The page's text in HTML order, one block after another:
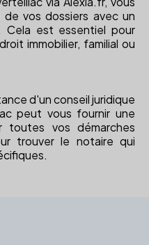
de vos dossiers avec un
Cela est essentiel pour
immobilier, familial ou
d'un conseil juridique
peut vous fournir une
toutes vos démarches
trouver le notaire qui